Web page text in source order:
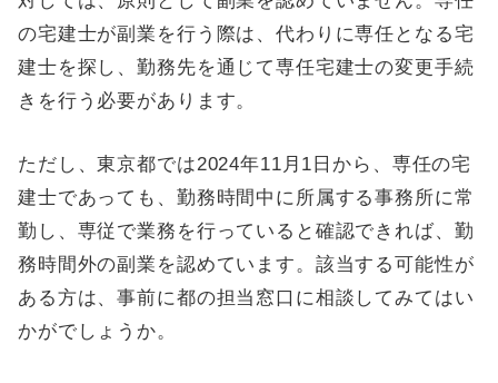
の宅建士が副業を行う際は、代わりに専任となる宅
建士を探し、勤務先を通じて専任宅建士の変更手続
きを行う必要があります。
ただし、東京都では2024年11月1日から、専任の宅
建士であっても、勤務時間中に所属する事務所に常
勤し、専従で業務を行っていると確認できれば、勤
務時間外の副業を認めています。該当する可能性が
ある方は、事前に都の担当窓口に相談してみてはい
かがでしょうか。